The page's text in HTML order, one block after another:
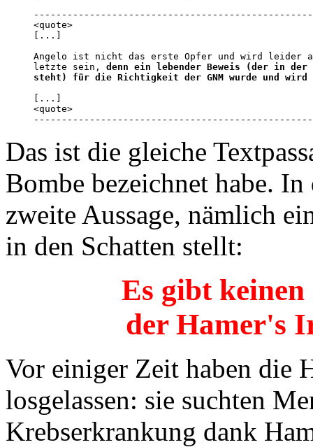
<quote>
[...]
Angelo ist nicht das erste Opfer und wird leider
letzte sein, denn ein lebender Beweis (der in
steht) für die Richtigkeit der GNM wurde und wird
[...]
<quote>
Das ist die gleiche
Bombe bezeichnet habe.
zweite Aussage, nämlich
in den Schatten stellt:
Es gibt keinen
der Hamer's
Vor einiger Zeit haben die
losgelassen: sie suchten
Krebserkrankung dank